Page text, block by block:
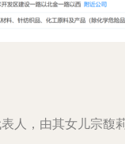
人，由其女儿宗